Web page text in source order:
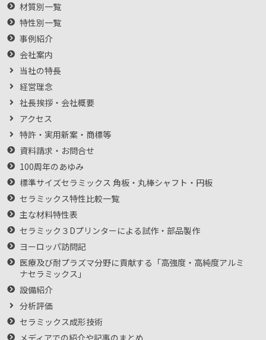
材質別一覧
特性別一覧
事例紹介
会社案内
当社の特長
経営理念
社長挨拶・会社概要
アクセス
特許・実用新案・商標等
資料請求・お問合せ
100周年のあゆみ
標準サイズセラミックス 角板・丸棒シャフト・円板
セラミックス特性比較一覧
主な材料特性表
セラミック３Dプリンターによる試作・部品製作
ヨーロッパ訪問記
医療及び耐プラズマ分野に貢献する「高強度・高純度アルミ
ナセラミックス」
設備紹介
分析評価
セラミックス成形技術